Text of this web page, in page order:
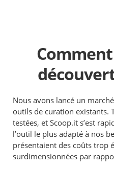
Nous avons lancé un
outils de curation existants.
testées, et Scoop.it s’est
l’outil le plus adapté à nos
présentaient des coûts trop
surdimensionnées par